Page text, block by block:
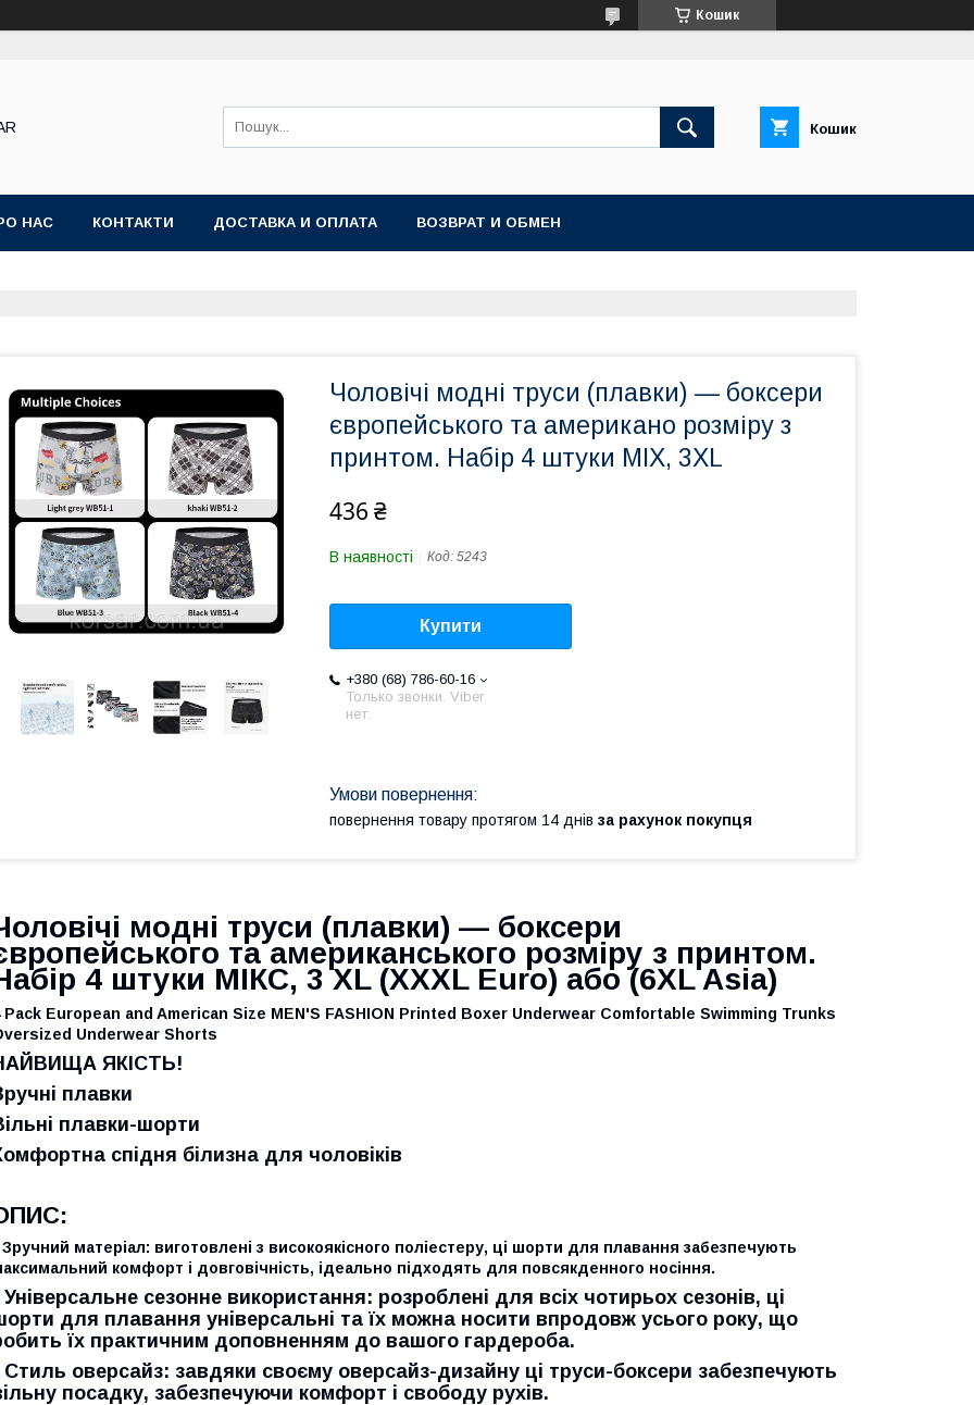
Кошик
Кошик
НАС КОНТАКТИ ДОСТАВКА И ОПЛАТА ВОЗВРАТ И ОБМЕН
Чоловічі модні труси (плавки) — боксери
європейського та американо розміру з
принтом. Набір 4 штуки MIX, 3XL
436 ₴
В наявності Код: 5243
Купити
+380 (68) 786-60-16
Только звонки. Viber
нет.
повернення товару протягом 14 днів за рахунок покупця
модні труси (плавки) — боксери
та американського розміру з принтом.
4 штуки МІКС, 3 XL (XXXL Euro) або (6XL Asia)
Pack European and American Size MEN'S FASHION Printed Boxer Underwear Comfortable Swimming Trunks
Underwear Shorts
ЯКІСТЬ!
плавки
плавки-шорти
спідня білизна для чоловіків
Зручний матеріал: виготовлені з високоякісного поліестеру, ці шорти для плавання забезпечують
комфорт і довговічність, ідеально підходять для повсякденного носіння.
Універсальне сезонне використання: розроблені для всіх чотирьох сезонів, ці
для плавання універсальні та їх можна носити впродовж усього року, що
їх практичним доповненням до вашого гардероба.
Стиль оверсайз: завдяки своєму оверсайз-дизайну ці труси-боксери забезпечують
посадку, забезпечуючи комфорт і свободу рухів.